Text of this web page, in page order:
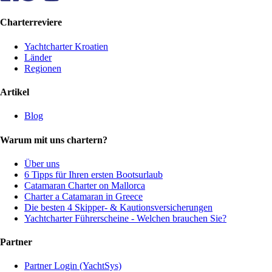
Charterreviere
Yachtcharter Kroatien
Länder
Regionen
Artikel
Blog
Warum mit uns chartern?
Über uns
6 Tipps für Ihren ersten Bootsurlaub
Catamaran Charter on Mallorca
Charter a Catamaran in Greece
Die besten 4 Skipper- & Kautionsversicherungen
Yachtcharter Führerscheine - Welchen brauchen Sie?
Partner
Partner Login (YachtSys)